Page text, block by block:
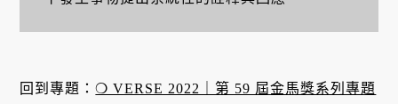
回到專題：❍ VERSE 2022｜第 59 屆金馬獎系列專題